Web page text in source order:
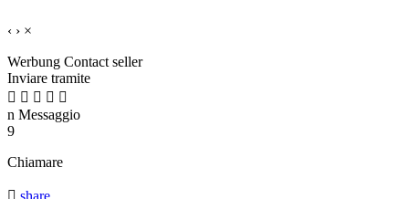
‹ › ×
Werbung Contact seller
Inviare tramite
    
n Messaggio
9
Chiamare
 share